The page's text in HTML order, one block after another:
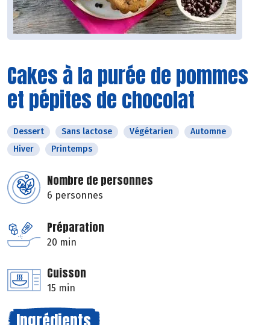
Cakes à la purée de pommes
et pépites de chocolat
Dessert Sans lactose Végétarien
Automne
Hiver
Printemps
Nombre de personnes
6 personnes
Préparation
20 min
Cuisson
15 min